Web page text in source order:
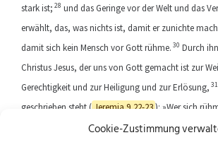
Cookie-Zustimmung
stark ist; 28 und das Geringe vor der Welt und das
erwählt, das, was nichts ist, damit er zunichte
damit sich kein Mensch vor Gott rühme. 30 Durch
Christus Jesus, der uns von Gott gemacht ist zur
Gerechtigkeit und zur Heiligung und zur Erlösung, 31
geschrieben steht (Jeremia 9,22-23): »Wer sich